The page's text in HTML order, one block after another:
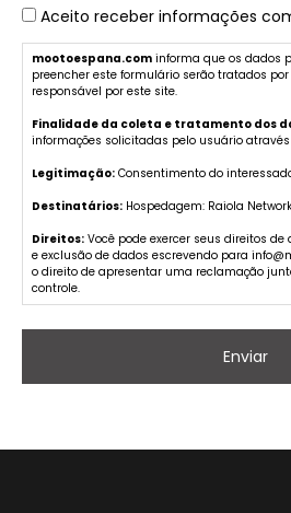
Consentimiento
*
Aceito receber informações
mootoespana.com informa que os dados
preencher este formulário serão tratados por
responsável por este site.
Finalidade da coleta e tratamento dos
informações solicitadas pelo usuário
Legitimação: Consentimento do
Destinatários: Hospedagem: Raiola
Direitos: Você pode exercer seus direitos
e exclusão de dados escrevendo para
o direito de apresentar uma reclamação
controle.
Informação adicional:Você pode